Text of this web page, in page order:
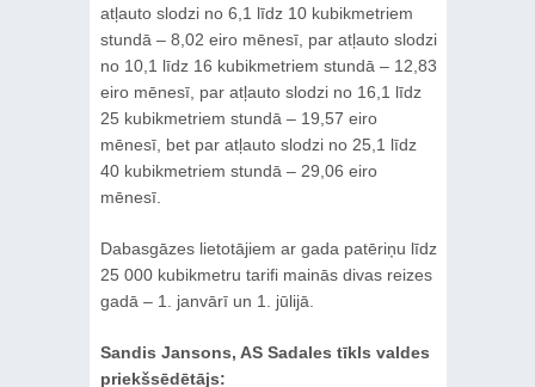
atļauto slodzi no 6,1 līdz 10 kubikmetriem
stundā – 8,02 eiro mēnesī, par atļauto slodzi
no 10,1 līdz 16 kubikmetriem stundā – 12,83
eiro mēnesī, par atļauto slodzi no 16,1 līdz
25 kubikmetriem stundā – 19,57 eiro
mēnesī, bet par atļauto slodzi no 25,1 līdz
40 kubikmetriem stundā – 29,06 eiro
mēnesī.
Dabasgāzes lietotājiem ar gada patēriņu līdz
25 000 kubikmetru tarifi mainās divas reizes
gadā – 1. janvārī un 1. jūlijā.
Sandis Jansons, AS Sadales tīkls valdes
priekšsēdētājs: